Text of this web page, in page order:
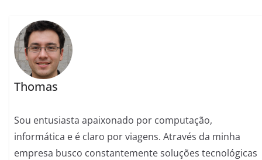
Thomas
Sou entusiasta apaixonado por computação,
informática e é claro por viagens. Através da minha
empresa busco constantemente soluções tecnológicas